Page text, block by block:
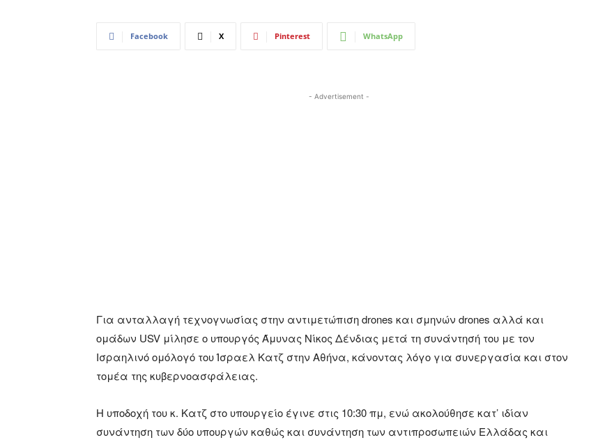
Facebook X Pinterest WhatsApp
- Advertisement -
Για ανταλλαγή τεχνογνωσίας στην αντιμετώπιση drones και σμηνών drones αλλά και
ομάδων USV μίλησε ο υπουργός Άμυνας Νίκος Δένδιας μετά τη συνάντησή του με τον
Ισραηλινό ομόλογό του Ίσραελ Κατζ στην Αθήνα, κάνοντας λόγο για συνεργασία και στον
τομέα της κυβερνοασφάλειας.
Η υποδοχή του κ. Κατζ στο υπουργείο έγινε στις 10:30 πμ, ενώ ακολούθησε κατ’ ιδίαν
συνάντηση των δύο υπουργών καθώς και συνάντηση των αντιπροσωπειών Ελλάδας και